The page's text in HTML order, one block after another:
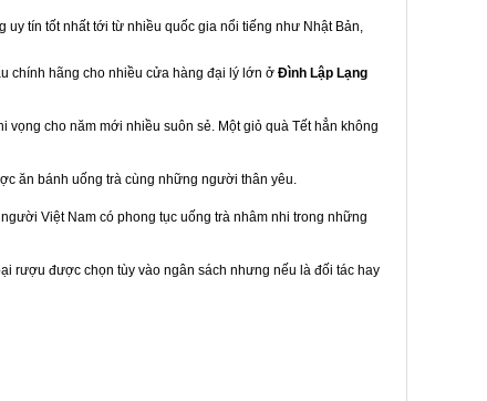
tín tốt nhất tới từ nhiều quốc gia nổi tiếng như Nhật Bản,
chính hãng cho nhiều cửa hàng đại lý lớn ở Đình Lập Lạng
cho năm mới nhiều suôn sẻ. Một giỏ quà Tết hẳn không
ăn bánh uống trà cùng những người thân yêu.
Việt Nam có phong tục uống trà nhâm nhi trong những
rượu được chọn tùy vào ngân sách nhưng nếu là đối tác hay